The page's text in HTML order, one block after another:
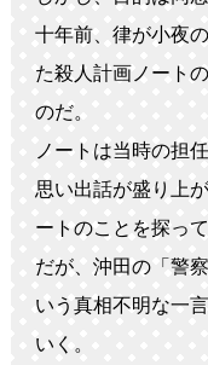
十年前、律が小夜
た殺人計画ノート
のだ。
ノートは当時の担
思い出話が盛り上
ートのことを探って
だが、沖田の「警
いう真相不明な一
いく。